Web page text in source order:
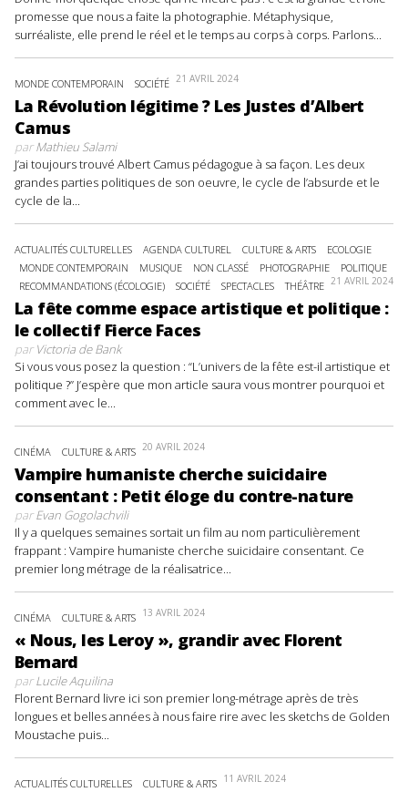
promesse que nous a faite la photographie. Métaphysique,
surréaliste, elle prend le réel et le temps au corps à corps. Parlons...
MONDE CONTEMPORAIN SOCIÉTÉ 21 AVRIL 2024
La Révolution légitime ? Les Justes d’Albert
Camus
parMathieu Salami
J’ai toujours trouvé Albert Camus pédagogue à sa façon. Les deux
grandes parties politiques de son oeuvre, le cycle de l’absurde et le
cycle de la...
ACTUALITÉS CULTURELLES AGENDA CULTUREL CULTURE & ARTS
ECOLOGIE
MONDE CONTEMPORAIN
MUSIQUE NON CLASSÉ PHOTOGRAPHIE
POLITIQUE
RECOMMANDATIONS (ÉCOLOGIE)
SOCIÉTÉ SPECTACLES THÉÂTRE 21 AVRIL 2024
La fête comme espace artistique et politique :
le collectif Fierce Faces
parVictoria de Bank
Si vous vous posez la question : “L’univers de la fête est-il artistique et
politique ?” J’espère que mon article saura vous montrer pourquoi et
comment avec le...
CINÉMA CULTURE & ARTS 20 AVRIL 2024
Vampire humaniste cherche suicidaire
consentant : Petit éloge du contre-nature
parEvan Gogolachvili
Il y a quelques semaines sortait un film au nom particulièrement
frappant : Vampire humaniste cherche suicidaire consentant. Ce
premier long métrage de la réalisatrice...
CINÉMA CULTURE & ARTS 13 AVRIL 2024
« Nous, les Leroy », grandir avec Florent
Bernard
parLucile Aquilina
Florent Bernard livre ici son premier long-métrage après de très
longues et belles années à nous faire rire avec les sketchs de Golden
Moustache puis...
ACTUALITÉS CULTURELLES CULTURE & ARTS 11 AVRIL 2024